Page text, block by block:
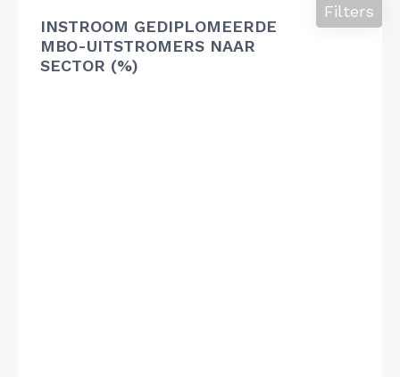
INSTROOM GEDIPLOMEERDE
MBO-UITSTROMERS NAAR
SECTOR (%)
Filters